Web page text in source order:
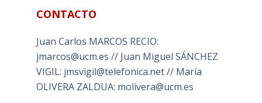
CONTACTO
Juan Carlos MARCOS RECIO:
jmarcos@ucm.es // Juan Miguel SÁNCHEZ
VIGIL: jmsvigil@telefonica.net // María
OLIVERA ZALDUA: molivera@ucm.es